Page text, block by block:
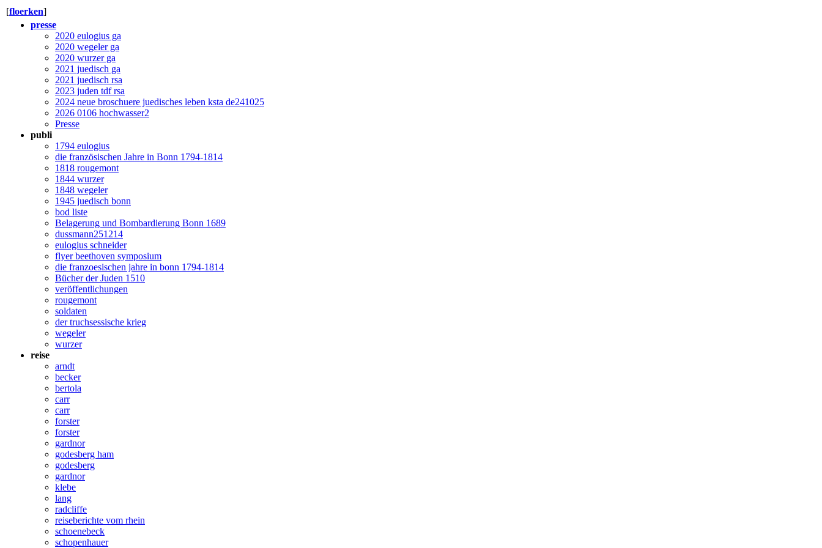
[floerken]
presse
2020 eulogius ga
2020 wegeler ga
2020 wurzer ga
2021 juedisch ga
2021 juedisch rsa
2023 juden tdf rsa
2024 neue broschuere juedisches leben ksta de241025
2026 0106 hochwasser2
Presse
publi
1794 eulogius
die französischen Jahre in Bonn 1794-1814
1818 rougemont
1844 wurzer
1848 wegeler
1945 juedisch bonn
bod liste
Belagerung und Bombardierung Bonn 1689
dussmann251214
eulogius schneider
flyer beethoven symposium
die franzoesischen jahre in bonn 1794-1814
Bücher der Juden 1510
veröffentlichungen
rougemont
soldaten
der truchsessische krieg
wegeler
wurzer
reise
arndt
becker
bertola
carr
carr
forster
forster
gardnor
godesberg ham
godesberg
gardnor
klebe
lang
radcliffe
reiseberichte vom rhein
schoenebeck
schopenhauer